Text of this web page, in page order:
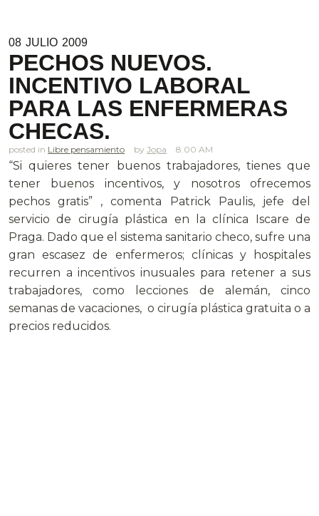
08 JULIO 2009
PECHOS NUEVOS.
INCENTIVO LABORAL
PARA LAS ENFERMERAS
CHECAS.
posted in Libre pensamiento Jopa 8.00 AM
“Si quieres tener buenos trabajadores, tienes que
tener buenos incentivos, y nosotros ofrecemos
pechos gratis” , comenta Patrick Paulis, jefe del
servicio de cirugía plástica en la clínica Iscare de
Praga. Dado que el sistema sanitario checo, sufre una
gran escasez de enfermeros; clínicas y hospitales
recurren a incentivos inusuales para retener a sus
trabajadores, como lecciones de alemán, cinco
semanas de vacaciones, o cirugía plástica gratuita o a
precios reducidos.